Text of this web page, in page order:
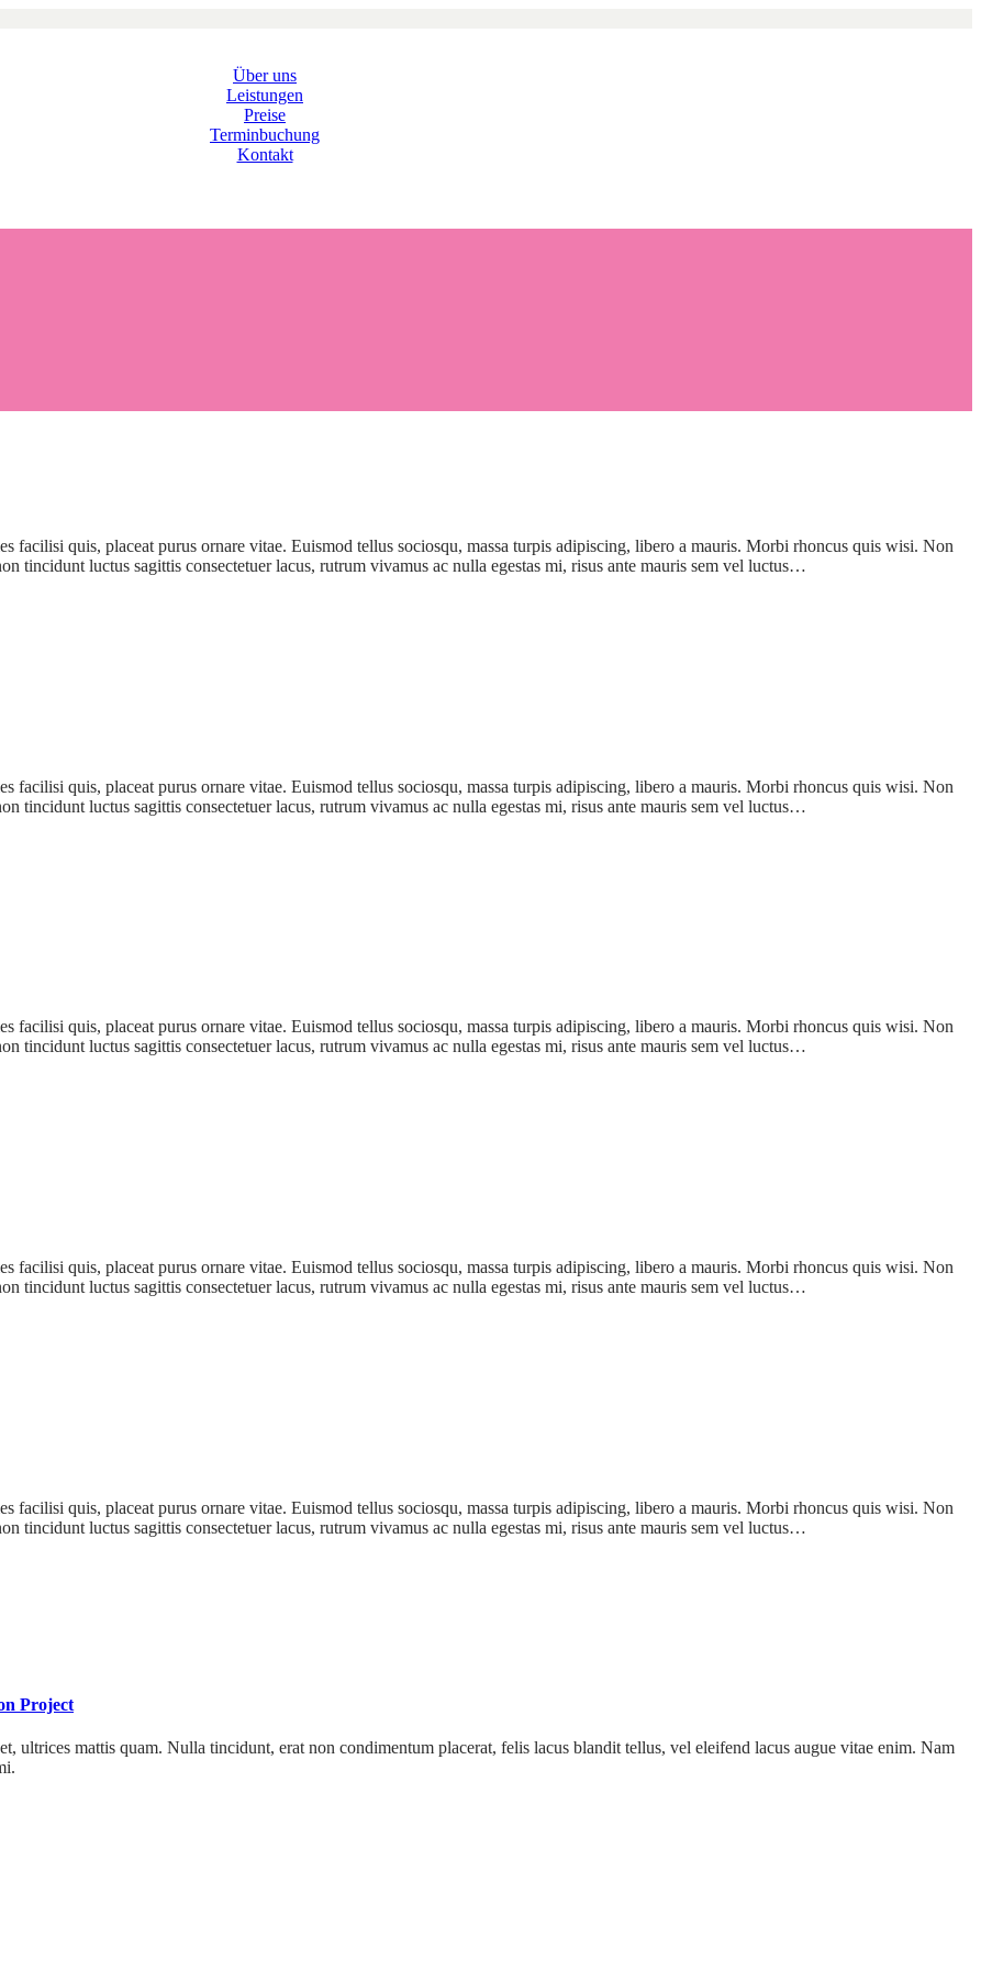
Über uns
Leistungen
Preise
Terminbuchung
Kontakt
facilisi quis, placeat purus ornare vitae. Euismod tellus sociosqu, massa turpis adipiscing, libero a mauris. Morbi rhoncus quis wisi. Non
tincidunt luctus sagittis consectetuer lacus, rutrum vivamus ac nulla egestas mi, risus ante mauris sem vel luctus…
facilisi quis, placeat purus ornare vitae. Euismod tellus sociosqu, massa turpis adipiscing, libero a mauris. Morbi rhoncus quis wisi. Non
tincidunt luctus sagittis consectetuer lacus, rutrum vivamus ac nulla egestas mi, risus ante mauris sem vel luctus…
facilisi quis, placeat purus ornare vitae. Euismod tellus sociosqu, massa turpis adipiscing, libero a mauris. Morbi rhoncus quis wisi. Non
tincidunt luctus sagittis consectetuer lacus, rutrum vivamus ac nulla egestas mi, risus ante mauris sem vel luctus…
facilisi quis, placeat purus ornare vitae. Euismod tellus sociosqu, massa turpis adipiscing, libero a mauris. Morbi rhoncus quis wisi. Non
tincidunt luctus sagittis consectetuer lacus, rutrum vivamus ac nulla egestas mi, risus ante mauris sem vel luctus…
facilisi quis, placeat purus ornare vitae. Euismod tellus sociosqu, massa turpis adipiscing, libero a mauris. Morbi rhoncus quis wisi. Non
tincidunt luctus sagittis consectetuer lacus, rutrum vivamus ac nulla egestas mi, risus ante mauris sem vel luctus…
Project
ultrices mattis quam. Nulla tincidunt, erat non condimentum placerat, felis lacus blandit tellus, vel eleifend lacus augue vitae enim. Nam